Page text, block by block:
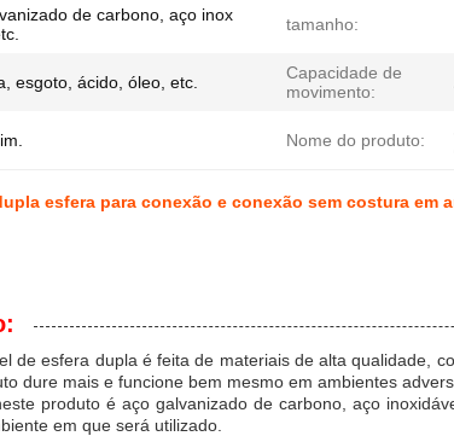
de carbono, aço inox
tamanho:
esgoto, ácido, óleo, etc.
Capacidade de
movimento:
Nome do produto:
esfera para conexão e conexão sem costura em
de esfera dupla é feita de materiais de alta qualidade,
dure mais e funcione bem mesmo em ambientes
produto é aço galvanizado de carbono, aço
em que será utilizado.